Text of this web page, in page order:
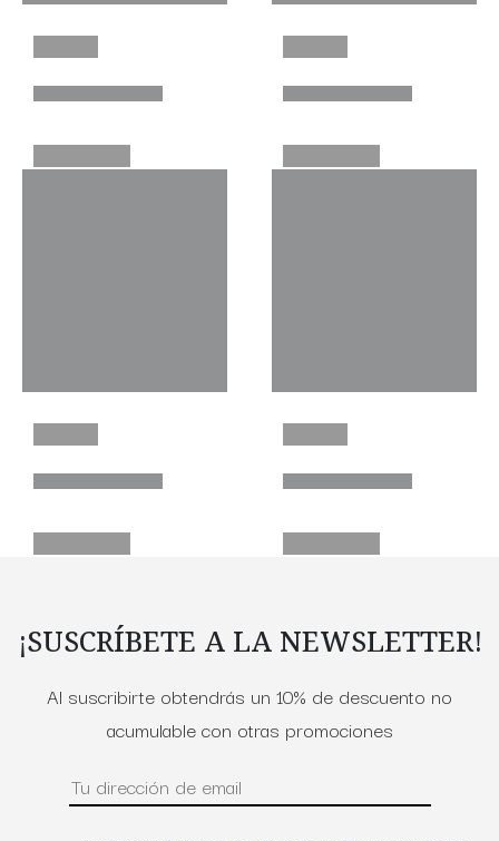
¡SUSCRÍBETE A LA NEWSLETTER!
Al suscribirte obtendrás un 10% de descuento no
acumulable con otras promociones